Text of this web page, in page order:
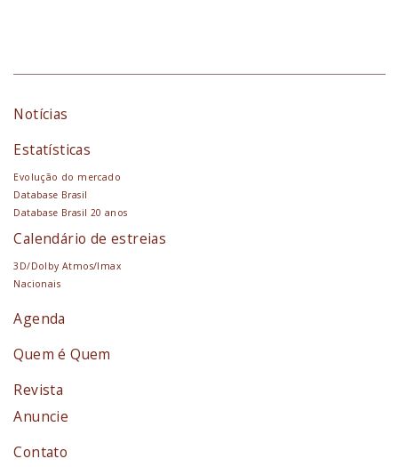
Notícias
Estatísticas
Evolução do mercado
Database Brasil
Database Brasil 20 anos
Calendário de estreias
3D/Dolby Atmos/Imax
Nacionais
Agenda
Quem é Quem
Revista
Anuncie
Contato